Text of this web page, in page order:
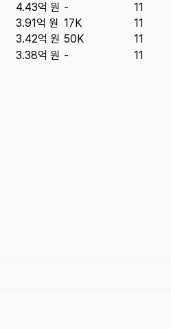
4.43억 원 -
11
3.91억 원 17K
11
3.42억 원 50K
11
3.38억 원 - 11